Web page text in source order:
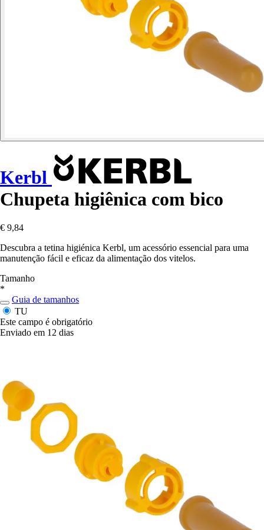
Kerbl
Chupeta higiênica com bico
€ 9,84
Descubra a tetina higiénica Kerbl, um acessório essencial para uma
manutenção fácil e eficaz da alimentação dos vitelos.
Tamanho
*
Guia de tamanhos
TU
Este campo é obrigatório
Enviado em 12 dias